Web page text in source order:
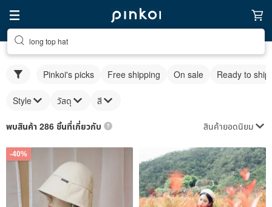
long top hat
Pinkoi's picks Free shipping On sale Ready to ship
Style วัสดุ สี
พบสินค้า 286 ชิ้นที่เกี่ยวกับ สินค้ายอดนิยม
-40%